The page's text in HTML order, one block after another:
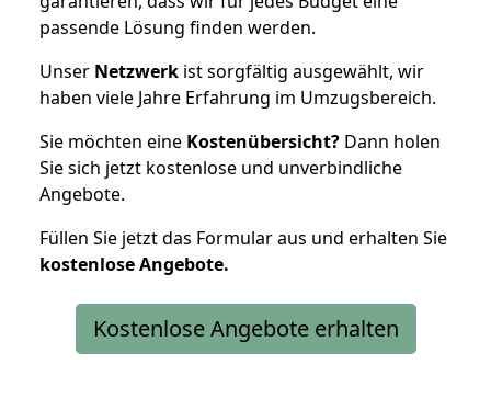
passende Lösung finden werden.
Unser Netzwerk ist sorgfältig ausgewählt, wir
haben viele Jahre Erfahrung im Umzugsbereich.
Sie möchten eine Kostenübersicht? Dann holen
Sie sich jetzt kostenlose und unverbindliche
Angebote.
Füllen Sie jetzt das Formular aus und erhalten Sie
kostenloseAngebote.
Kostenlose Angebote erhalten